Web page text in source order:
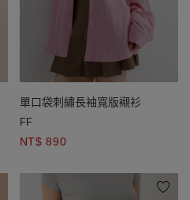
單口袋刺繡長袖寬版襯衫
FF
NT$ 890